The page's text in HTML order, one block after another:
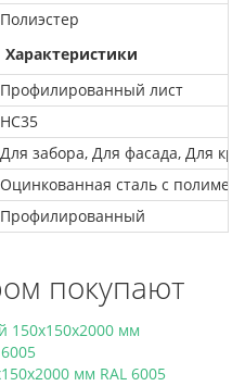
Полиэстер
Характеристики
Профилированный лист
HC35
Для забора, Для фасада, Для
Оцинкованная сталь с
Профилированный
покупают
мм RAL 6005